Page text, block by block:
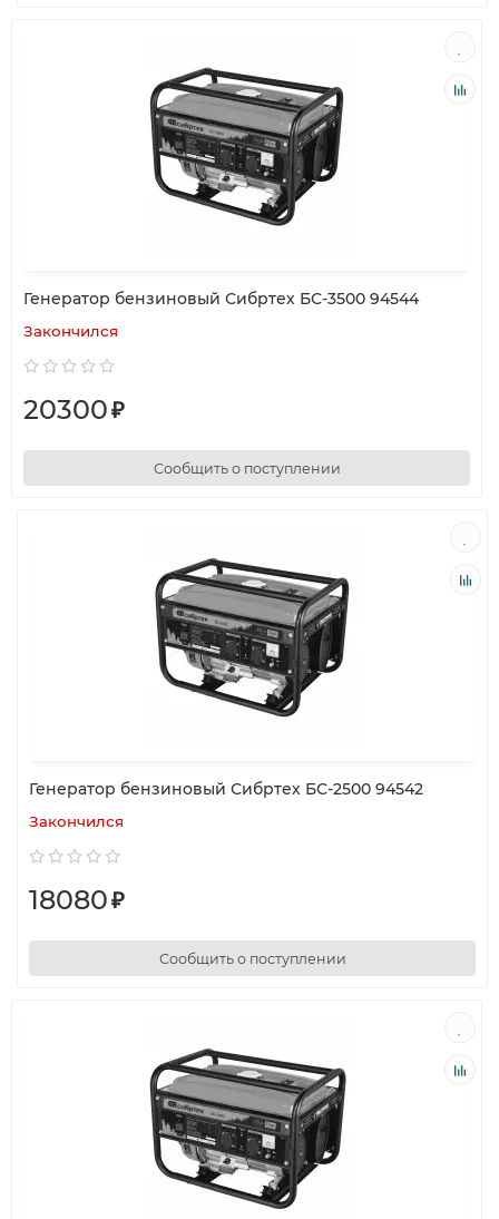
Генератор бензиновый Сибртех БС-3500 94544
Закончился
20300₽
Сообщить о поступлении
Генератор бензиновый Сибртех БС-2500 94542
Закончился
18080₽
Сообщить о поступлении